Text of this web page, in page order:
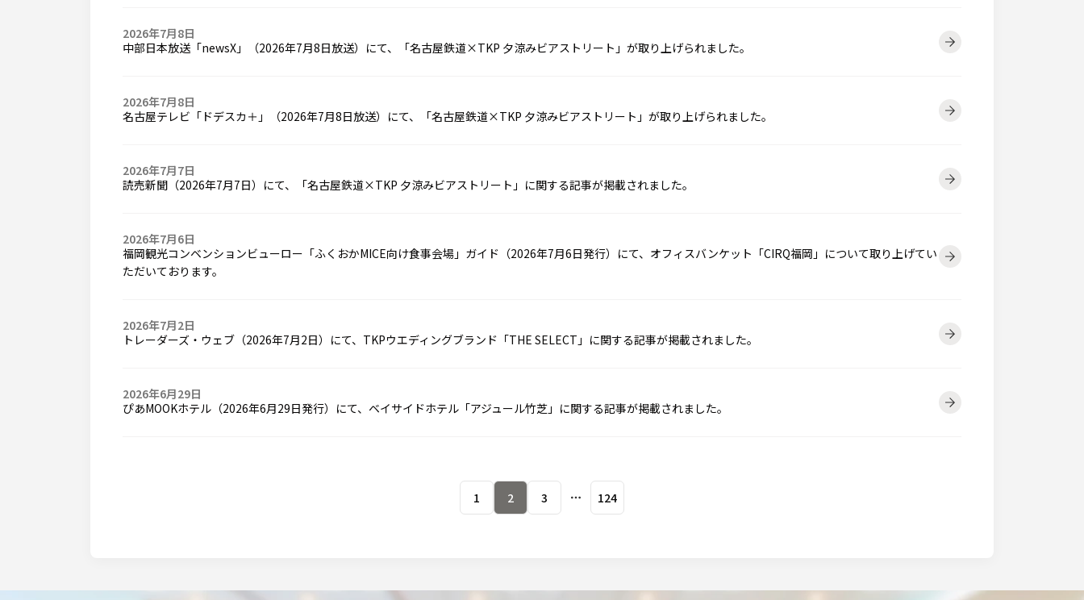
2026年7月8日
中部日本放送「newsX」（2026年7月8日放送）にて、「名古屋鉄道×TKP 夕涼みビアストリート」が取り上げられました。
2026年7月8日
名古屋テレビ「ドデスカ＋」（2026年7月8日放送）にて、「名古屋鉄道×TKP 夕涼みビアストリート」が取り上げられました。
2026年7月7日
読売新聞（2026年7月7日）にて、「名古屋鉄道×TKP 夕涼みビアストリート」に関する記事が掲載されました。
2026年7月6日
福岡観光コンベンションビューロー「ふくおかMICE向け食事会場」ガイド（2026年7月6日発行）にて、オフィスバンケット「CIRQ福岡」について取り上げてい
ただいております。
2026年7月2日
トレーダーズ・ウェブ（2026年7月2日）にて、TKPウエディングブランド「THE SELECT」に関する記事が掲載されました。
2026年6月29日
ぴあMOOKホテル（2026年6月29日発行）にて、ベイサイドホテル「アジュール竹芝」に関する記事が掲載されました。
1 2 3 More pages
124